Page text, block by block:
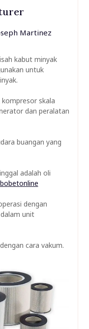
Martinez
kabut minyak
untuk
skala
dan peralatan
buangan yang
adalah oli
dengan
unit
cara vakum.